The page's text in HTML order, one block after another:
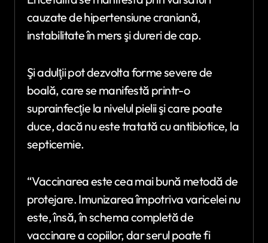
cauzate de hipertensiune craniană,
instabilitate în mers şi dureri de cap.
Şi adulţii pot dezvolta forme severe de
boală, care se manifestă printr-o
suprainfecţie la nivelul pielii şi care poate
duce, dacă nu este tratată cu antibiotice, la
septicemie.
“Vaccinarea este cea mai bună metodă de
protejare. Imunizarea împotriva varicelei nu
este, însă, în schema completă de
vaccinare a copiilor, dar serul poate fi